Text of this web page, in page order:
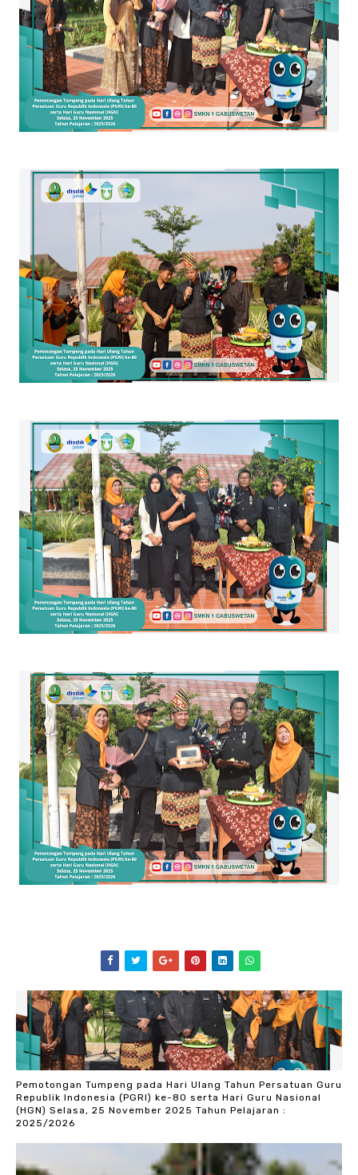
Pemotongan Tumpeng pada Hari Ulang Tahun Persatuan Guru
Republik Indonesia (PGRI) ke-80 serta Hari Guru Nasional
(HGN) Selasa, 25 November 2025 Tahun Pelajaran :
2025/2026